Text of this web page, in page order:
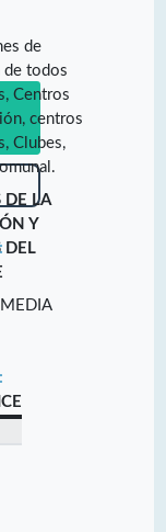
de
de todos
Centros
centros
Clubes,
DE LA
Y
DEL
MEDIA